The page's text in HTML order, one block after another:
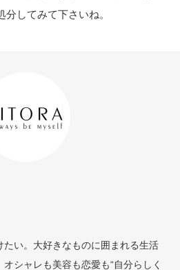
してみて下さいね。
たい。大好きなものに囲まれる生活
シャレも美容も恋愛も“自分らしく